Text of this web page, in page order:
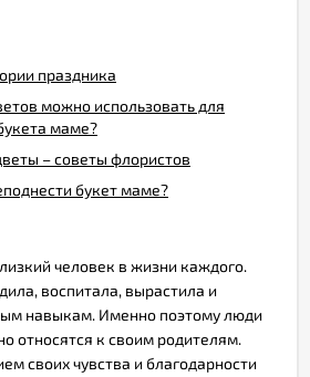
праздника
можно использовать для
маме?
– советы флористов
букет маме?
человек в жизни каждого.
воспитала, вырастила и
навыкам. Именно поэтому люди
относятся к своим родителям.
своих чувства и благодарности